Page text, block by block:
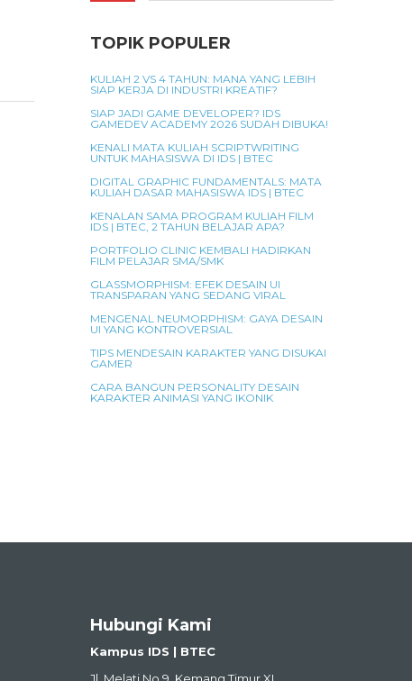
TOPIK POPULER
KULIAH 2 VS 4 TAHUN: MANA YANG LEBIH
SIAP KERJA DI INDUSTRI KREATIF?
SIAP JADI GAME DEVELOPER? IDS
GAMEDEV ACADEMY 2026 SUDAH DIBUKA!
KENALI MATA KULIAH SCRIPTWRITING
UNTUK MAHASISWA DI IDS | BTEC
DIGITAL GRAPHIC FUNDAMENTALS: MATA
KULIAH DASAR MAHASISWA IDS | BTEC
KENALAN SAMA PROGRAM KULIAH FILM
IDS | BTEC, 2 TAHUN BELAJAR APA?
PORTFOLIO CLINIC KEMBALI HADIRKAN
FILM PELAJAR SMA/SMK
GLASSMORPHISM: EFEK DESAIN UI
TRANSPARAN YANG SEDANG VIRAL
MENGENAL NEUMORPHISM: GAYA DESAIN
UI YANG KONTROVERSIAL
TIPS MENDESAIN KARAKTER YANG DISUKAI
GAMER
CARA BANGUN PERSONALITY DESAIN
KARAKTER ANIMASI YANG IKONIK
Hubungi Kami
Kampus IDS | BTEC
Jl. Melati No.9, Kemang Timur XI,